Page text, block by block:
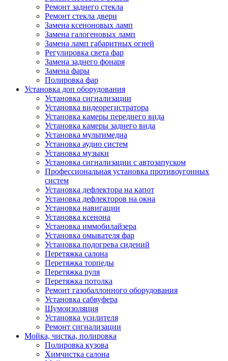
Ремонт заднего стекла
Ремонт стекла двери
Замена ксеноновых ламп
Замена галогеновых ламп
Замена ламп габаритных огней
Регулировка света фар
Замена заднего фонаря
Замена фары
Полировка фар
Установка доп оборудования
Установка сигнализации
Установка видеорегистратора
Установка камеры переднего вида
Установка камеры заднего вида
Установка мультимедиа
Установка аудио систем
Установка музыки
Установка сигнализации с автозапуском
Профессиональная установка противоугонных
систем
Установка дефлектора на капот
Установка дефлекторов на окна
Установка навигации
Установка ксенона
Установка иммобилайзера
Установка омывателя фар
Установка подогрева сидений
Перетяжка салона
Перетяжка торпеды
Перетяжка руля
Перетяжка потолка
Ремонт газобаллонного оборудования
Установка сабвуфера
Шумоизоляция
Установка усилителя
Ремонт сигнализации
Мойка, чистка, полировка
Полировка кузова
Химчистка салона